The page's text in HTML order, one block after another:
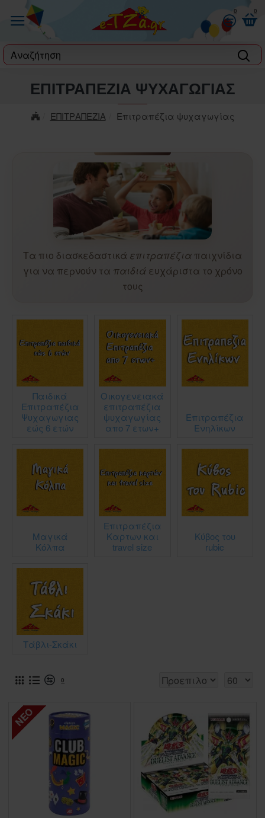
0 0
label
ΕΠΙΤΡΑΠΕΖΙΑ Επιτραπέζια ψυχαγωγίας
ΕΠΙΤΡΑΠΈΖΙΑ ΨΥΧΑΓΩΓΊΑΣ
Τα πιο διασκεδαστικά επιτραπέζια παιχνίδια
για να περνούν τα παιδιάευχάριστα το χρόνο
τους
Παιδικά
Επιτραπέζια
Ψυχαγωγιας
εώς 6 ετών
Οικογενειακά
επιτραπέζια
ψυχαγωγίας
απο 7 ετων+
Επιτραπέζια
Ενηλίκων
Μαγικά
Κόλπα
Επιτραπέζια
Καρτων και
travel size
Κύβος του
rubic
Τάβλι-Σκάκι
0
ΝΈΟ